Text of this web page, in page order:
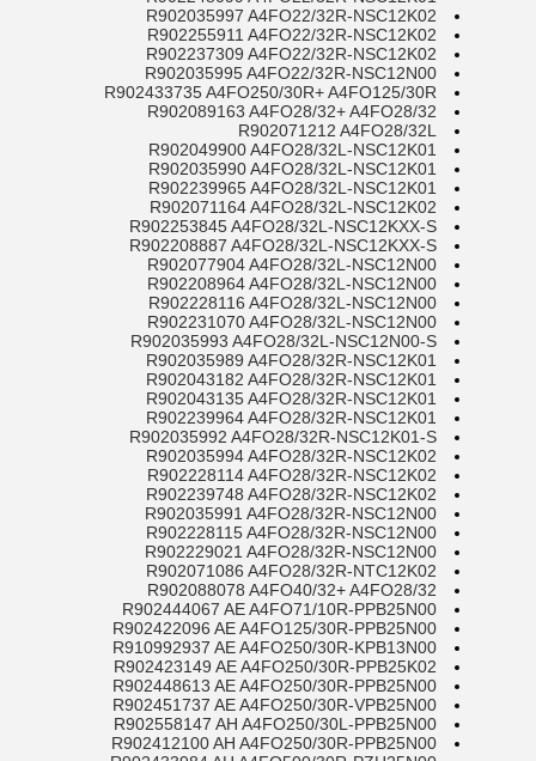
R902035997 A4FO22/32R-NSC12K02
R902255911 A4FO22/32R-NSC12K02
R902237309 A4FO22/32R-NSC12K02
R902035995 A4FO22/32R-NSC12N00
R902433735 A4FO250/30R+ A4FO125/30R
R902089163 A4FO28/32+ A4FO28/32
R902071212 A4FO28/32L
R902049900 A4FO28/32L-NSC12K01
R902035990 A4FO28/32L-NSC12K01
R902239965 A4FO28/32L-NSC12K01
R902071164 A4FO28/32L-NSC12K02
R902253845 A4FO28/32L-NSC12KXX-S
R902208887 A4FO28/32L-NSC12KXX-S
R902077904 A4FO28/32L-NSC12N00
R902208964 A4FO28/32L-NSC12N00
R902228116 A4FO28/32L-NSC12N00
R902231070 A4FO28/32L-NSC12N00
R902035993 A4FO28/32L-NSC12N00-S
R902035989 A4FO28/32R-NSC12K01
R902043182 A4FO28/32R-NSC12K01
R902043135 A4FO28/32R-NSC12K01
R902239964 A4FO28/32R-NSC12K01
R902035992 A4FO28/32R-NSC12K01-S
R902035994 A4FO28/32R-NSC12K02
R902228114 A4FO28/32R-NSC12K02
R902239748 A4FO28/32R-NSC12K02
R902035991 A4FO28/32R-NSC12N00
R902228115 A4FO28/32R-NSC12N00
R902229021 A4FO28/32R-NSC12N00
R902071086 A4FO28/32R-NTC12K02
R902088078 A4FO40/32+ A4FO28/32
R902444067 AE A4FO71/10R-PPB25N00
R902422096 AE A4FO125/30R-PPB25N00
R910992937 AE A4FO250/30R-KPB13N00
R902423149 AE A4FO250/30R-PPB25K02
R902448613 AE A4FO250/30R-PPB25N00
R902451737 AE A4FO250/30R-VPB25N00
R902558147 AH A4FO250/30L-PPB25N00
R902412100 AH A4FO250/30R-PPB25N00